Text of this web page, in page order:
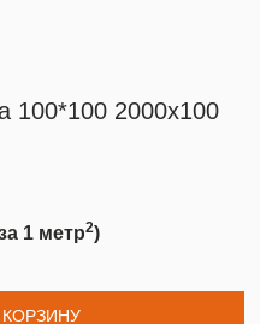
100*100 2000х100
1 метр2)
В КОРЗИНУ